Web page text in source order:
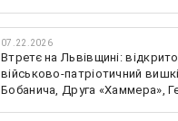
07.22.2026
Втретє на Львівщині:
військово-патріотичний
Бобанича, Друга «Хаммера»,